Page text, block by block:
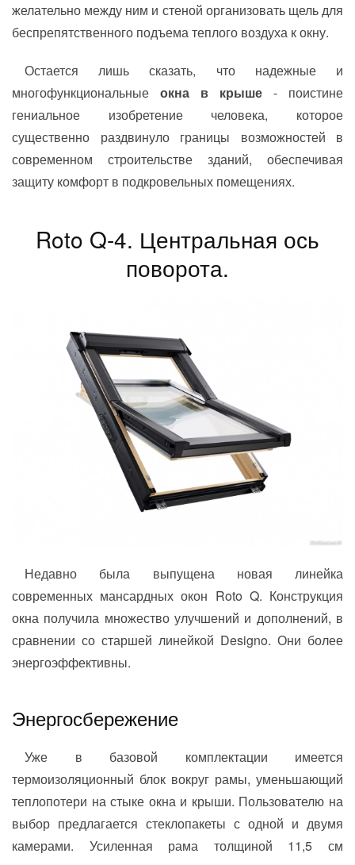
желательно между ним и стеной организовать щель для
беспрепятственного подъема теплого воздуха к окну.
Остается лишь сказать, что надежные и
многофункциональные окна в крыше - поистине
гениальное изобретение человека, которое
существенно раздвинуло границы возможностей в
современном строительстве зданий, обеспечивая
защиту комфорт в подкровельных помещениях.
Roto Q-4. Центральная ось
поворота.
Недавно была выпущена новая линейка
современных мансардных окон Roto Q. Конструкция
окна получила множество улучшений и дополнений, в
сравнении со старшей линейкой Designo. Они более
энергоэффективны.
Энергосбережение
Уже в базовой комплектации имеется
термоизоляционный блок вокруг рамы, уменьшающий
теплопотери на стыке окна и крыши. Пользователю на
выбор предлагается стеклопакеты с одной и двумя
камерами. Усиленная рама толщиной 11,5 см